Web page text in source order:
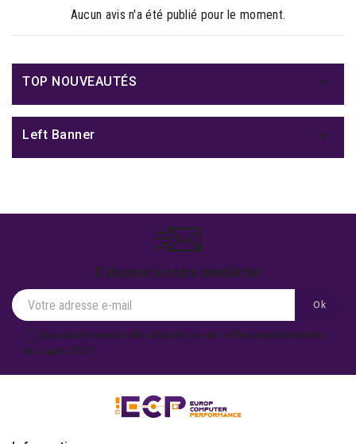
Aucun avis n'a été publié pour le moment.
TOP NOUVEAUTÉS 
Left Banner 
S'abonner à notre newsletter
Je souhaite recevoir des actualités ou des offres promotionnelles
de la part d'ECP.